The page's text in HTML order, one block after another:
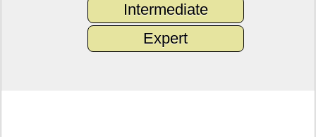
Intermediate
Expert